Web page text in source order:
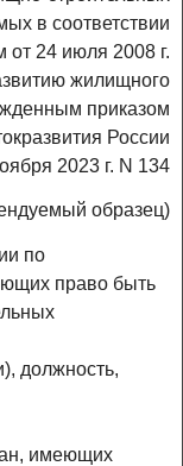
в соответствии
24 июля 2008 г.
жилищного
приказом
России
2023 г. N 134
образец)
по
право быть
должность,
имеющих